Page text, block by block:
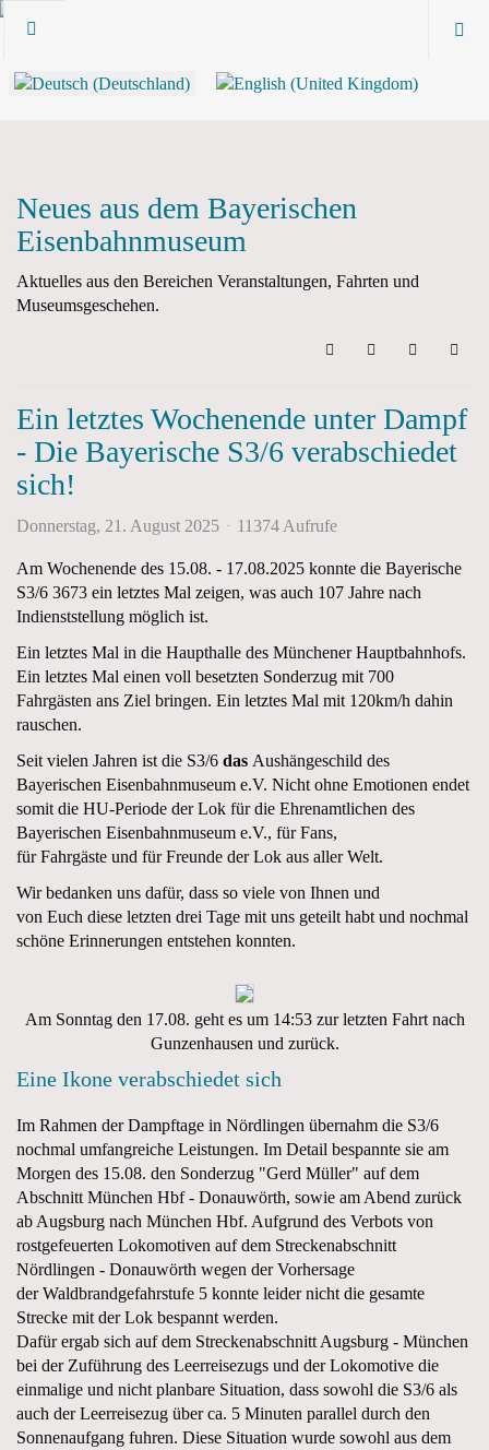
Neues aus dem Bayerischen
Eisenbahnmuseum
Aktuelles aus den Bereichen Veranstaltungen, Fahrten und
Museumsgeschehen.
SearchUpdatesSign In
Ein letztes Wochenende unter Dampf
- Die Bayerische S3/6 verabschiedet
sich!
Donnerstag, 21. August 2025 11374 Aufrufe
Am Wochenende des 15.08. - 17.08.2025 konnte die Bayerische
S3/6 3673 ein letztes Mal zeigen, was auch 107 Jahre nach
Indienststellung möglich ist.
Ein letztes Mal in die Haupthalle des Münchener Hauptbahnhofs.
Ein letztes Mal einen voll besetzten Sonderzug mit 700
Fahrgästen ans Ziel bringen. Ein letztes Mal mit 120km/h dahin
rauschen.
Seit vielen Jahren ist die S3/6 das Aushängeschild des
Bayerischen Eisenbahnmuseum e.V. Nicht ohne Emotionen endet
somit die HU-Periode der Lok für die Ehrenamtlichen des
Bayerischen Eisenbahnmuseum e.V., für Fans,
für Fahrgäste und für Freunde der Lok aus aller Welt.
Wir bedanken uns dafür, dass so viele von Ihnen und
von Euch diese letzten drei Tage mit uns geteilt habt und nochmal
schöne Erinnerungen entstehen konnten.
Am Sonntag den 17.08. geht es um 14:53 zur letzten Fahrt nach
Gunzenhausen und zurück.
Eine Ikone verabschiedet sich
Im Rahmen der Dampftage in Nördlingen übernahm die S3/6
nochmal umfangreiche Leistungen. Im Detail bespannte sie am
Morgen des 15.08. den Sonderzug "Gerd Müller" auf dem
Abschnitt München Hbf - Donauwörth, sowie am Abend zurück
ab Augsburg nach München Hbf. Aufgrund des Verbots von
rostgefeuerten Lokomotiven auf dem Streckenabschnitt
Nördlingen - Donauwörth wegen der Vorhersage
der Waldbrandgefahrstufe 5 konnte leider nicht die gesamte
Strecke mit der Lok bespannt werden.
Dafür ergab sich auf dem Streckenabschnitt Augsburg - München
bei der Zuführung des Leerreisezugs und der Lokomotive die
einmalige und nicht planbare Situation, dass sowohl die S3/6 als
auch der Leerreisezug über ca. 5 Minuten parallel durch den
Sonnenaufgang fuhren. Diese Situation wurde sowohl aus dem